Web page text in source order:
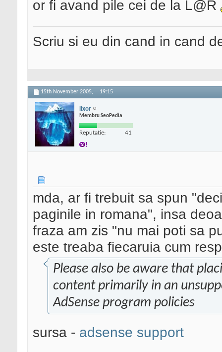
or fi avand pile cei de la L@R
Scriu si eu din cand in cand
15th November 2005, 19:15
lixor
Membru SeoPedia
Reputatie: 41
mda, ar fi trebuit sa spun
paginile in romana", insa
fraza am zis "nu mai poti sa
este treaba fiecaruia cum
Please also be aware that
content primarily in an
AdSense program policies
sursa - adsense support